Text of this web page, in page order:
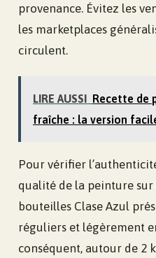
provenance. Évitez les
les marketplaces
circulent.
LIRE AUSSI Recette de
fraîche : la version
Pour vérifier
qualité de la peinture sur
bouteilles Clase Azul
réguliers et légèrement
conséquent, autour de 2